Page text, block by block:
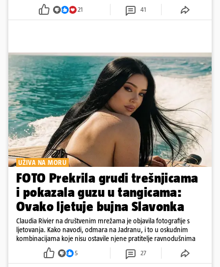
21 41
UŽIVA NA MORU
FOTO Prekrila grudi trešnjicama
i pokazala guzu u tangicama:
Ovako ljetuje bujna Slavonka
Claudia Rivier na društvenim mrežama je objavila fotografije s
ljetovanja. Kako navodi, odmara na Jadranu, i to u oskudnim
kombinacijama koje nisu ostavile njene pratitelje ravnodušnima
5 27